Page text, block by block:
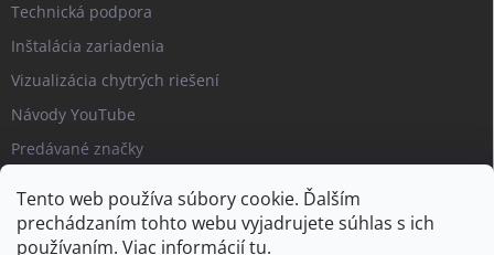
Tento web používa súbory cookie. Ďalším
prechádzaním tohto webu vyjadrujete súhlas s ich
používaním. Viac informáciítu.
Technická podpora
Inštalácia zariadenia
Vizualizácia chytrých riešení
Návody YouTube
Predávané značky